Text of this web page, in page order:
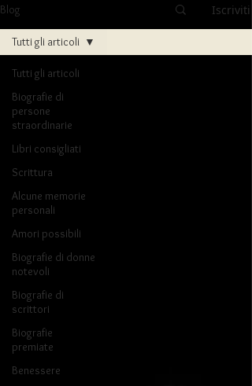
Blog Iscriviti
Tutti gli articoli
Biografie di
persone
straordinarie
Libri consigliati
Scrittura
Alcune memorie
personali
Amori possibili
Biografie di donne
notevoli
Biografie di
scrittori
Biografie
premiate
Benessere
Tutti gli articoli